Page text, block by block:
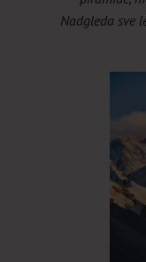
Nadgleda sve